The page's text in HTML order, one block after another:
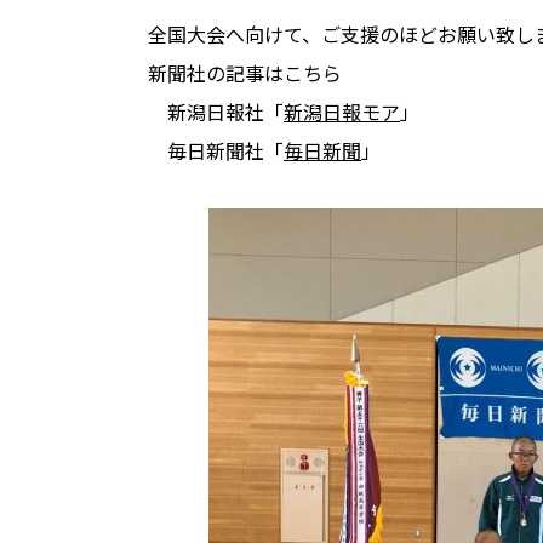
全国大会へ向けて、ご支援のほどお願い致し
新聞社の記事はこちら
新潟日報社「新潟日報モア 」
毎日新聞社「毎日新聞 」